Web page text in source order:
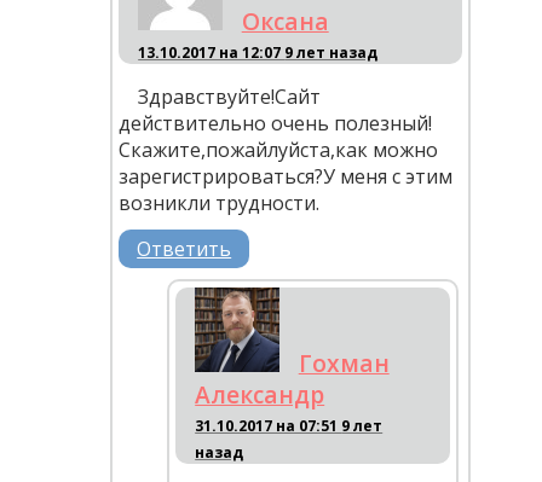
Оксана
13.10.2017 на 12:07 9 лет назад
Здравствуйте!Сайт
действительно очень полезный!
Скажите,пожайлуйста,как можно
зарегистрироваться?У меня с этим
возникли трудности.
Ответить
Гохман
Александр
31.10.2017 на 07:51 9 лет
назад